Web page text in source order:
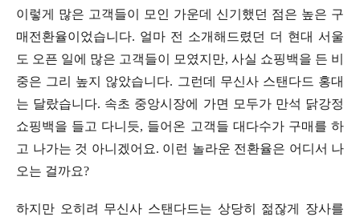
이렇게 많은 고객들이 모인 가운데 신기했던 점은 높은 구
매전환율이었습니다. 얼마 전 소개해드렸던 더 현대 서울
도 오픈 일에 많은 고객들이 모였지만, 사실 쇼핑백을 든 비
중은 그리 높지 않았습니다. 그런데 무신사 스탠다드 홍대
는 달랐습니다. 속초 중앙시장에 가면 모두가 만석 닭강정
쇼핑백을 들고 다니듯, 들어온 고객들 대다수가 구매를 하
고 나가는 것 아니겠어요. 이런 놀라운 전환율은 어디서 나
오는 걸까요?
하지만 오히려 무신사 스탠다드는 상당히 젊잖게 장사를